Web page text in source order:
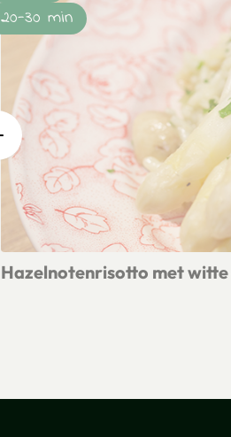
Hazelnotenrisotto met witte
20-30 min